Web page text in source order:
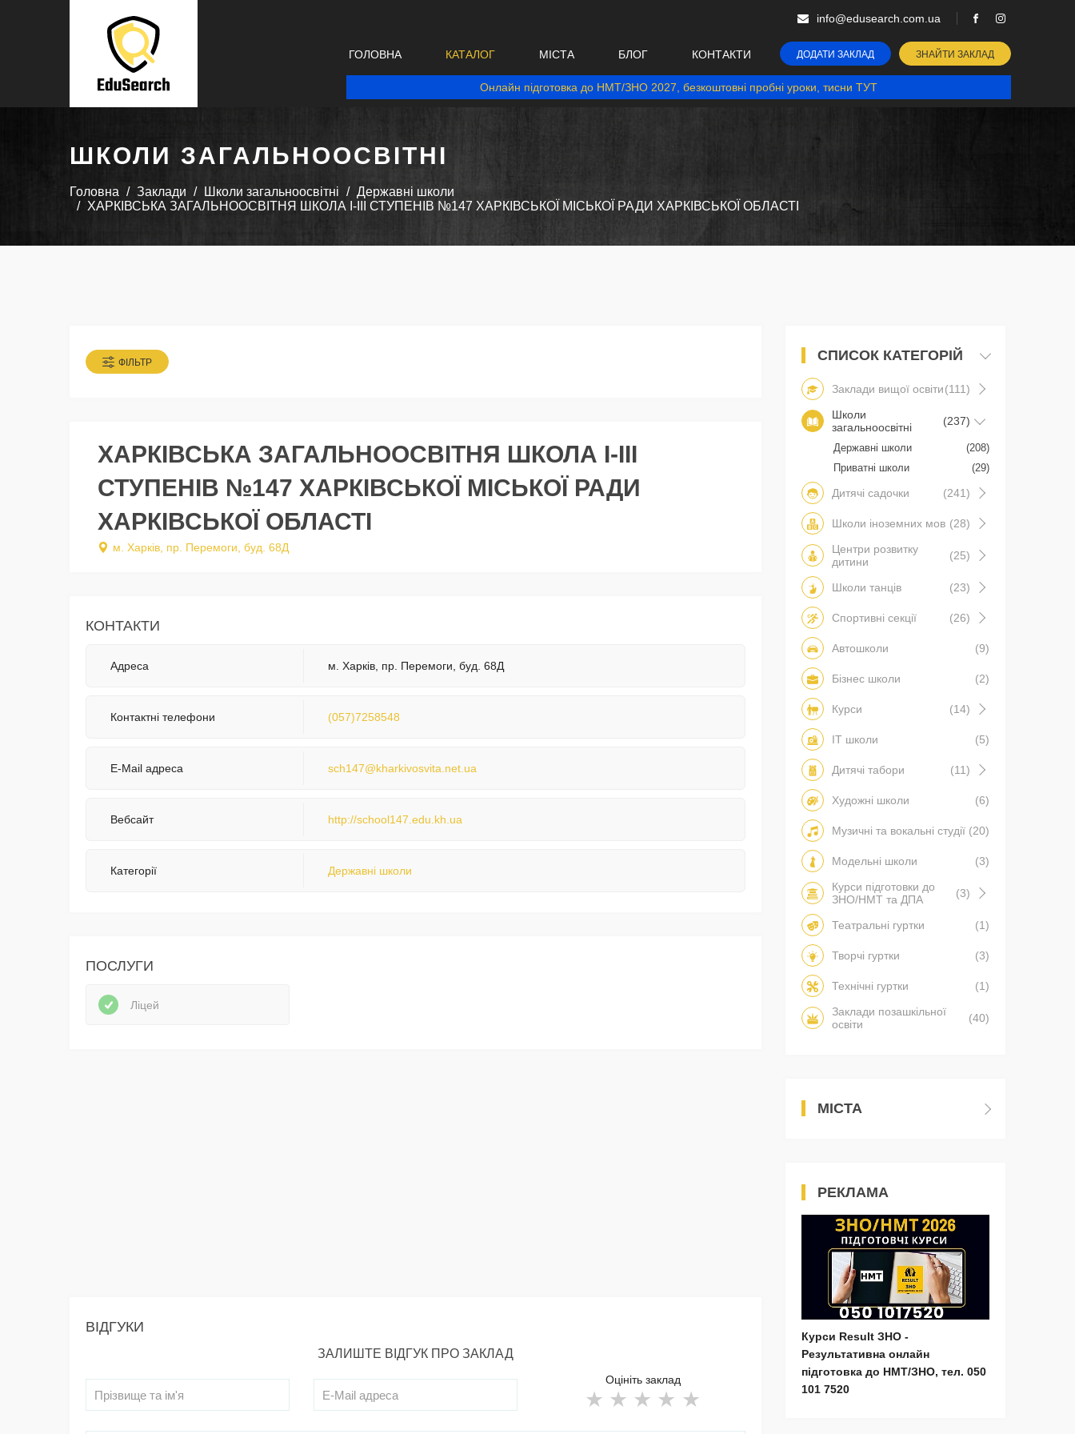
info@edusearch.com.ua
ГОЛОВНА КАТАЛОГ МІСТА БЛОГ КОНТАКТИ ДОДАТИ ЗАКЛАД ЗНАЙТИ ЗАКЛАД
Онлайн підготовка до НМТ/ЗНО 2027, безкоштовні пробні уроки, тисни ТУТ
ШКОЛИ ЗАГАЛЬНООСВІТНІ
Головна Заклади Школи загальноосвітні
Державні школи
ХАРКІВСЬКА ЗАГАЛЬНООСВІТНЯ ШКОЛА I-III СТУПЕНІВ №147 ХАРКІВСЬКОЇ МІСЬКОЇ РАДИ ХАРКІВСЬКОЇ ОБЛАСТІ
ФІЛЬТР
ХАРКІВСЬКА ЗАГАЛЬНООСВІТНЯ ШКОЛА I-III
СТУПЕНІВ №147 ХАРКІВСЬКОЇ МІСЬКОЇ РАДИ
ХАРКІВСЬКОЇ ОБЛАСТІ
м. Харків, пр. Перемоги, буд. 68Д
КОНТАКТИ
Адреса м. Харків, пр. Перемоги, буд. 68Д
Контактні телефони (057)7258548
E-Mail адреса sch147@kharkivosvita.net.ua
Вебсайт http://school147.edu.kh.ua
Категорії Державні школи
ПОСЛУГИ
Ліцей
ВІДГУКИ
ЗАЛИШТЕ ВІДГУК ПРО ЗАКЛАД
Оцініть заклад
СПИСОК КАТЕГОРІЙ
Заклади вищої освіти(111)
Школи
загальноосвітні
(237)
Державні школи
(208)
Приватні школи
(29)
Дитячі садочки (241)
Школи іноземних мов (28)
Центри розвитку
дитини
(25)
Школи танців (23)
Спортивні секції (26)
Автошколи (9)
Бізнес школи (2)
Курси (14)
IT школи (5)
Дитячі табори (11)
Художні школи (6)
Музичні та вокальні студії (20)
Модельні школи
(3)
Курси підготовки до
ЗНО/НМТ та ДПА
(3)
Театральні гуртки (1)
Творчі гуртки (3)
Технічні гуртки
(1)
Заклади позашкільної
освіти
(40)
МІСТА
РЕКЛАМА
Курси Result ЗНО -
Результативна онлайн
підготовка до НМТ/ЗНО, тел. 050
101 7520